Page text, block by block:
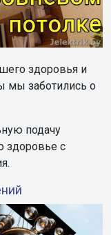
здоровья и
мы заботились о
подачу
здоровье с